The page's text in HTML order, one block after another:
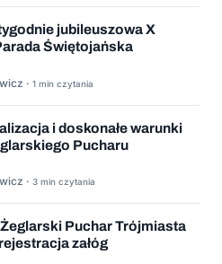
jubileuszowa X
Świętojańska
· 1 min czytania
i doskonałe warunki
Pucharu
· 3 min czytania
Puchar Trójmiasta
załóg